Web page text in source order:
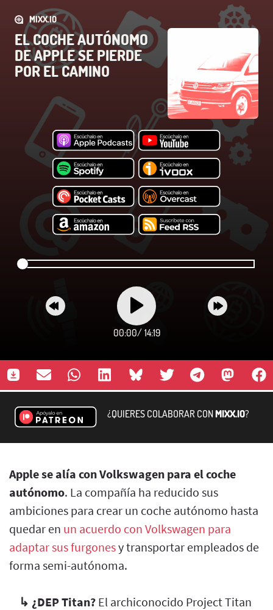
MIXX.IO
EL COCHE AUTÓNOMO
DE APPLE SE PIERDE
POR EL CAMINO
00:00/ 14:19
¿QUIERES COLABORAR CONMIXX.IO?
Apple se alía con Volkswagen para el coche
autónomo. La compañía ha reducido sus
ambiciones para crear un coche autónomo hasta
quedar en un acuerdo con Volkswagen para
adaptar sus furgonesy transportar empleados de
forma semi-autónoma.
↳ ¿DEP Titan? El archiconocido Project Titan